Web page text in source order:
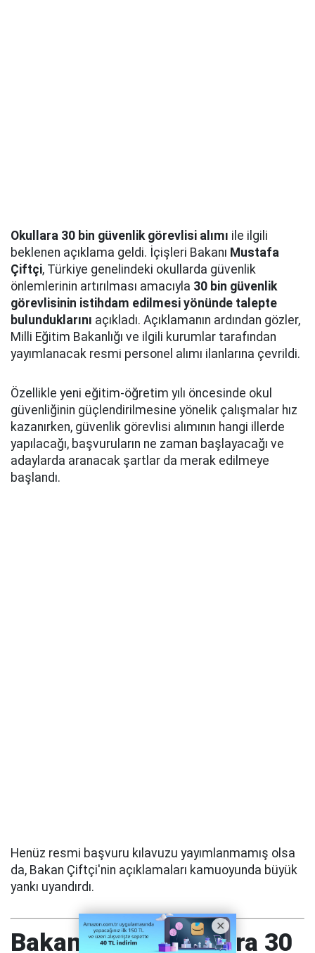
Okullara 30 bin güvenlik görevlisi alımı ile ilgili
beklenen açıklama geldi. İçişleri Bakanı Mustafa
Çiftçi, Türkiye genelindeki okullarda güvenlik
önlemlerinin artırılması amacıyla 30 bin güvenlik
görevlisinin istihdam edilmesi yönünde talepte
bulunduklarını açıkladı. Açıklamanın ardından gözler,
Milli Eğitim Bakanlığı ve ilgili kurumlar tarafından
yayımlanacak resmi personel alımı ilanlarına çevrildi.
Özellikle yeni eğitim-öğretim yılı öncesinde okul
güvenliğinin güçlendirilmesine yönelik çalışmalar hız
kazanırken, güvenlik görevlisi alımının hangi illerde
yapılacağı, başvuruların ne zaman başlayacağı ve
adaylarda aranacak şartlar da merak edilmeye
başlandı.
Henüz resmi başvuru kılavuzu yayımlanmamış olsa
da, Bakan Çiftçi'nin açıklamaları kamuoyunda büyük
yankı uyandırdı.
Bakan Çiftçi: Okullara 30